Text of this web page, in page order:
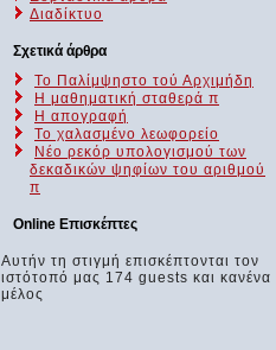
Διαδίκτυο
Σχετικά άρθρα
Το Παλίμψηστο τού Αρχιμήδη
Η μαθηματική σταθερά π
Η απογραφή
Το χαλασμένο λεωφορείο
Νέο ρεκόρ υπολογισμού των
δεκαδικών ψηφίων του αριθμού
π
Online Επισκέπτες
Αυτήν τη στιγμή επισκέπτονται τον
ιστότοπό μας 174 guests και κανένα
μέλος